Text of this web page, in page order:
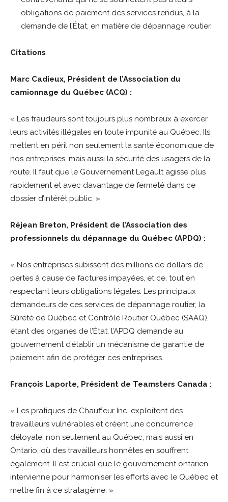
obligations de paiement des services rendus, à la
demande de l’État, en matière de dépannage routier.
Citations
Marc Cadieux, Président de l’Association du
camionnage du Québec (ACQ) :
« Les fraudeurs sont toujours plus nombreux à exercer
leurs activités illégales en toute impunité au Québec. Ils
mettent en péril non seulement la santé économique de
nos entreprises, mais aussi la sécurité des usagers de la
route. Il faut que le Gouvernement Legault agisse plus
rapidement et avec davantage de fermeté dans ce
dossier d’intérêt public. »
Réjean Breton, Président de l’Association des
professionnels du dépannage du Québec (APDQ) :
« Nos entreprises subissent des millions de dollars de
pertes à cause de factures impayées, et ce, tout en
respectant leurs obligations légales. Les principaux
demandeurs de ces services de dépannage routier, la
Sûreté de Québec et Contrôle Routier Québec (SAAQ),
étant des organes de l’État, l’APDQ demande au
gouvernement d’établir un mécanisme de garantie de
paiement afin de protéger ces entreprises.
François Laporte, Président de Teamsters Canada :
« Les pratiques de Chauffeur Inc. exploitent des
travailleurs vulnérables et créent une concurrence
déloyale, non seulement au Québec, mais aussi en
Ontario, où des travailleurs honnêtes en souffrent
également. Il est crucial que le gouvernement ontarien
intervienne pour harmoniser les efforts avec le Québec et
mettre fin à ce stratagème. »